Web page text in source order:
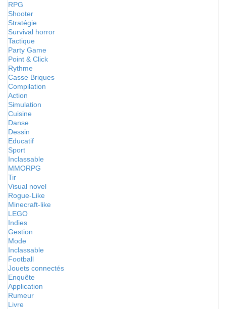
RPG
Shooter
Stratégie
Survival horror
Tactique
Party Game
Point & Click
Rythme
Casse Briques
Compilation
Action
Simulation
Cuisine
Danse
Dessin
Educatif
Sport
Inclassable
MMORPG
Tir
Visual novel
Rogue-Like
Minecraft-like
LEGO
Indies
Gestion
Mode
Inclassable
Football
Jouets connectés
Enquête
Application
Rumeur
Livre